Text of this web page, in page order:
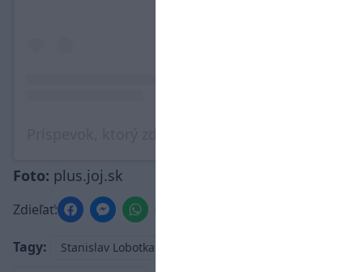
Foto: plus.joj.sk
Zdieľať:
Tagy: Stanislav Lobotka